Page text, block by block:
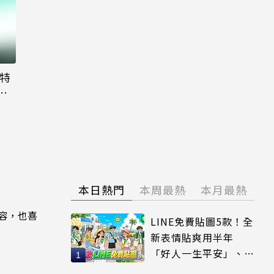
，也喜
本日熱門 本周最熱 本月最熱
LINE免費貼圖5款！全
新表情貼爽用半年
「好人一生平安」、